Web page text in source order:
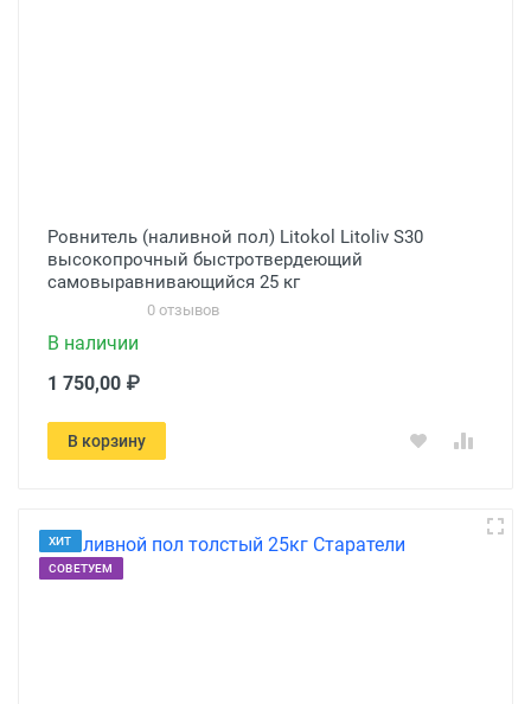
Ровнитель (наливной пол) Litokol Litoliv S30
высокопрочный быстротвердеющий
самовыравнивающийся 25 кг
0 отзывов
В наличии
1 750,00 ₽
В корзину
ХИТ
СОВЕТУЕМ